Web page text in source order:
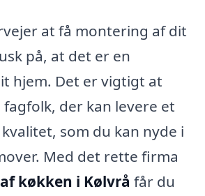
at få montering af dit
på, at det er en
hjem. Det er vigtigt at
der kan levere et
som du kan nyde i
Med det rette firma
køkken i Kølvrå får du